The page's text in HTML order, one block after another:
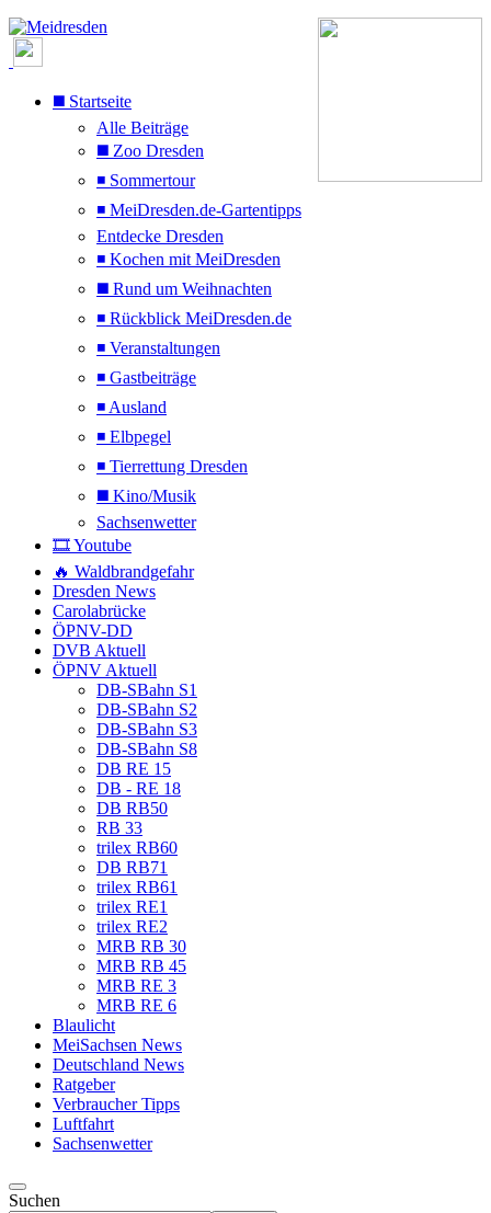
◼️ Startseite
Alle Beiträge
◼️ Zoo Dresden
◾ Sommertour
◾ MeiDresden.de-Gartentipps
Entdecke Dresden
◾ Kochen mit MeiDresden
◼️ Rund um Weihnachten
◾ Rückblick MeiDresden.de
◾ Veranstaltungen
◾ Gastbeiträge
◾ Ausland
◾ Elbpegel
◾ Tierrettung Dresden
◼️ Kino/Musik
Sachsenwetter
🎞️ Youtube
🔥 Waldbrandgefahr
Dresden News
Carolabrücke
ÖPNV-DD
DVB Aktuell
ÖPNV Aktuell
DB-SBahn S1
DB-SBahn S2
DB-SBahn S3
DB-SBahn S8
DB RE 15
DB - RE 18
DB RB50
RB 33
trilex RB60
DB RB71
trilex RB61
trilex RE1
trilex RE2
MRB RB 30
MRB RB 45
MRB RE 3
MRB RE 6
Blaulicht
MeiSachsen News
Deutschland News
Ratgeber
Verbraucher Tipps
Luftfahrt
Sachsenwetter
Suchen